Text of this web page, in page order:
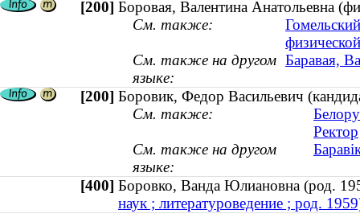
[200] Боровая, Валентина Анатольевна
См. также:
См. также на другом
языке:
Баравая,
[200] Боровик, Федор Васильевич
См. также:
Ректор
См. также на другом
языке:
[400] Боровко, Ванда Юлиановна (род.
наук ; литературоведение ; род.